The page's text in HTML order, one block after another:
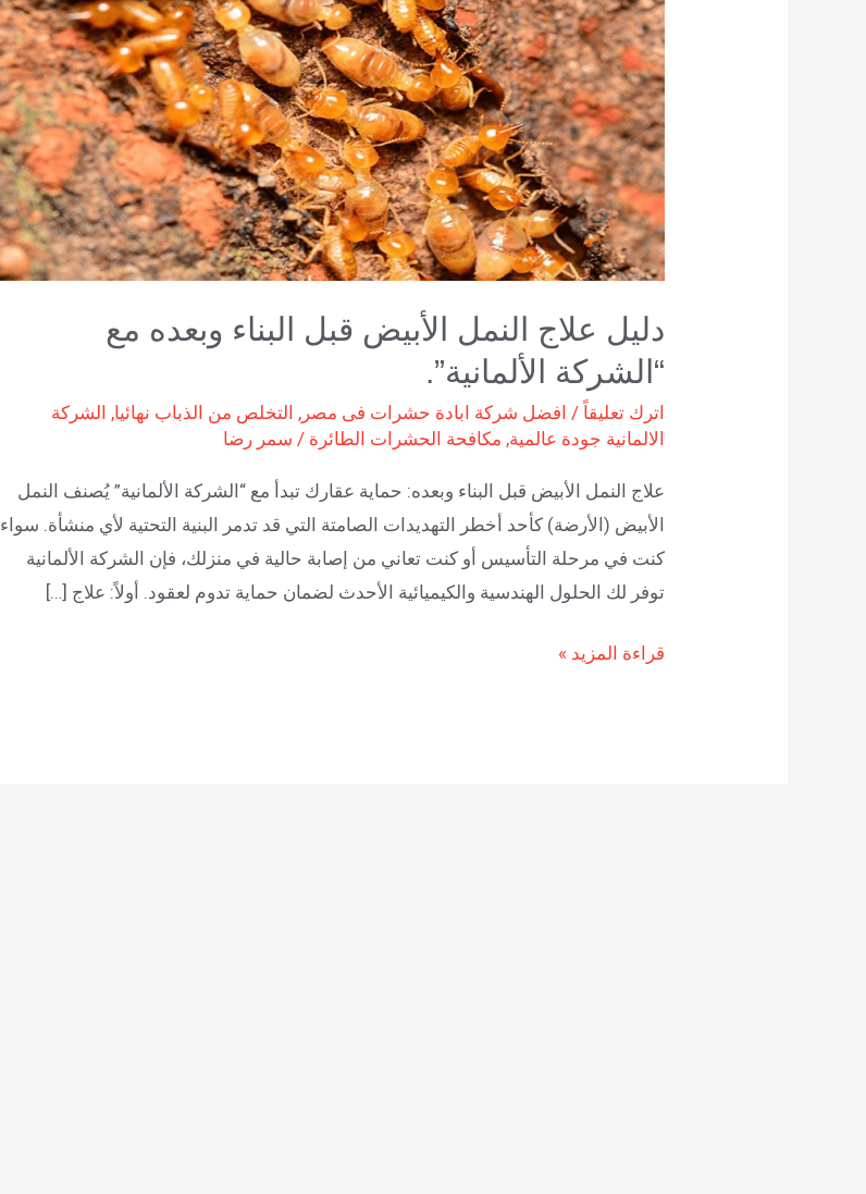
دليل علاج النمل الأبيض قبل البناء وبعده مع
“الشركة الألمانية”.
اترك تعليقاً / افضل شركة ابادة حشرات فى مصر, التخلص من الذباب نهائيا, الشركة
الالمانية جودة عالمية, مكافحة الحشرات الطائرة / سمر رضا
علاج النمل الأبيض قبل البناء وبعده: حماية عقارك تبدأ مع “الشركة الألمانية” يُصنف النمل
الأبيض (الأرضة) كأحد أخطر التهديدات الصامتة التي قد تدمر البنية التحتية لأي منشأة. سواء
كنت في مرحلة التأسيس أو كنت تعاني من إصابة حالية في منزلك، فإن الشركة الألمانية
توفر لك الحلول الهندسية والكيميائية الأحدث لضمان حماية تدوم لعقود. أولاً: علاج […]
الأبيض
قبل
البناء
وبعده
مع
“الشركة
الألمانية”.
قراءة المزيد »